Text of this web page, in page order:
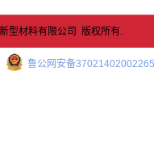
型材料有限公司 版权所有.
鲁公网安备